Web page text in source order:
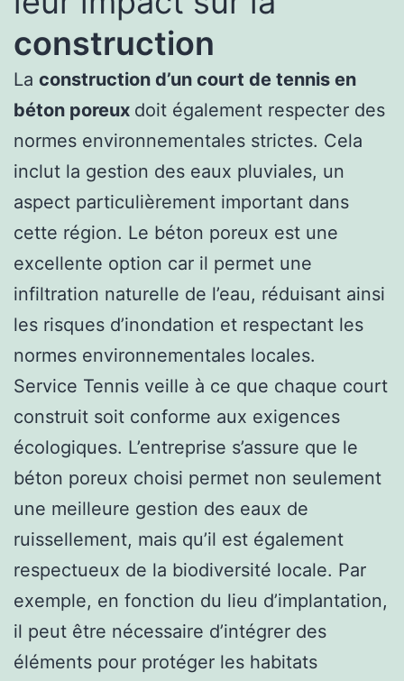
construction
La construction d’un court de tennis en
béton poreux doit également respecter des
normes environnementales strictes. Cela
inclut la gestion des eaux pluviales, un
aspect particulièrement important dans
cette région. Le béton poreux est une
excellente option car il permet une
infiltration naturelle de l’eau, réduisant ainsi
les risques d’inondation et respectant les
normes environnementales locales.
Service Tennis veille à ce que chaque court
construit soit conforme aux exigences
écologiques. L’entreprise s’assure que le
béton poreux choisi permet non seulement
une meilleure gestion des eaux de
ruissellement, mais qu’il est également
respectueux de la biodiversité locale. Par
exemple, en fonction du lieu d’implantation,
il peut être nécessaire d’intégrer des
éléments pour protéger les habitats